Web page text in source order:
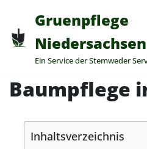
Zum
Inhalt
springen
Gruenpflege
Niedersachsen
Ein Service der Stemweder
Baumpflege
Inhaltsverzeichnis